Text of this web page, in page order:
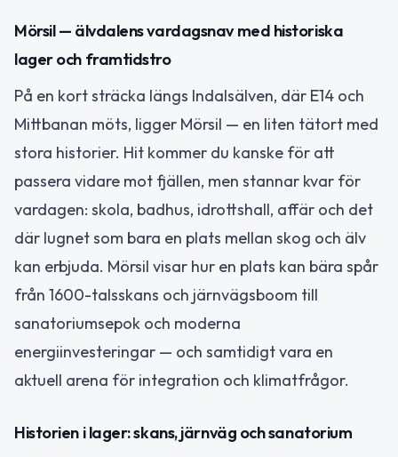
Mörsil — älvdalens vardagsnav med historiska
lager och framtidstro
På en kort sträcka längs Indalsälven, där E14 och
Mittbanan möts, ligger Mörsil — en liten tätort med
stora historier. Hit kommer du kanske för att
passera vidare mot fjällen, men stannar kvar för
vardagen: skola, badhus, idrottshall, affär och det
där lugnet som bara en plats mellan skog och älv
kan erbjuda. Mörsil visar hur en plats kan bära spår
från 1600-talsskans och järnvägsboom till
sanatoriumsepok och moderna
energiinvesteringar — och samtidigt vara en
aktuell arena för integration och klimatfrågor.
Historien i lager: skans, järnväg och sanatorium